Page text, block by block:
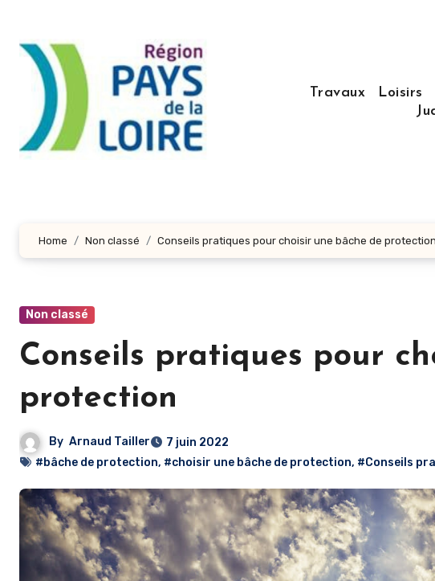
contenu
principal
Travaux
Loisirs
Home Non classé Conseils pratiques pour choisir une bâche de protection
Non classé
Conseils pratiques pour
protection
By Arnaud Tailler
7 juin 2022
#bâche de protection, #choisir une bâche de protection, #Conseils